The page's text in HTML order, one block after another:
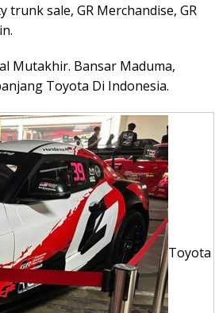
sale, GR Merchandise, GR
Mutakhir. Bansar Maduma,
Toyota Di Indonesia.
Toyota